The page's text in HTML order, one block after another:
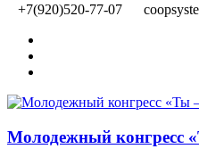
+7(920)520-77-07
Молодежный конгресс